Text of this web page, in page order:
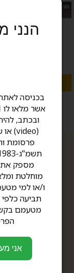
תקנון
הצהרת נגישות
אודות
צור קשר
מדיניות פרטיות
מבצעים
הנני
ובכתב,
פרסומת
מספק את
מוחלטת
ו/או למי
תביעה
מטעמם
אני מעל